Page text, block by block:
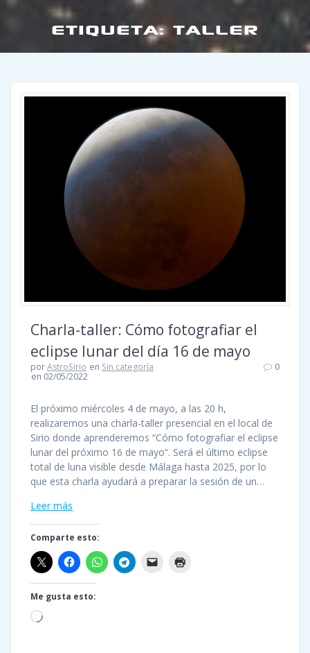
ETIQUETA:TALLER
Charla-taller: Cómo fotografiar el
eclipse lunar del día 16 de mayo
porAstroSirio en Sin categoría
en 02/05/2022
0
El próximo miércoles 4 de mayo, a las 20 h,
realizaremos una charla-taller presencial en el local de
Sirio donde aprenderemos “Cómo fotografiar el eclipse
lunar del próximo 16 de mayo“. Será el último eclipse
total de luna visible desde Málaga hasta 2025, por lo
que esta charla ayudará a preparar la sesión de un…
Leer más
Comparte esto:
Me gusta esto:
Cargando...